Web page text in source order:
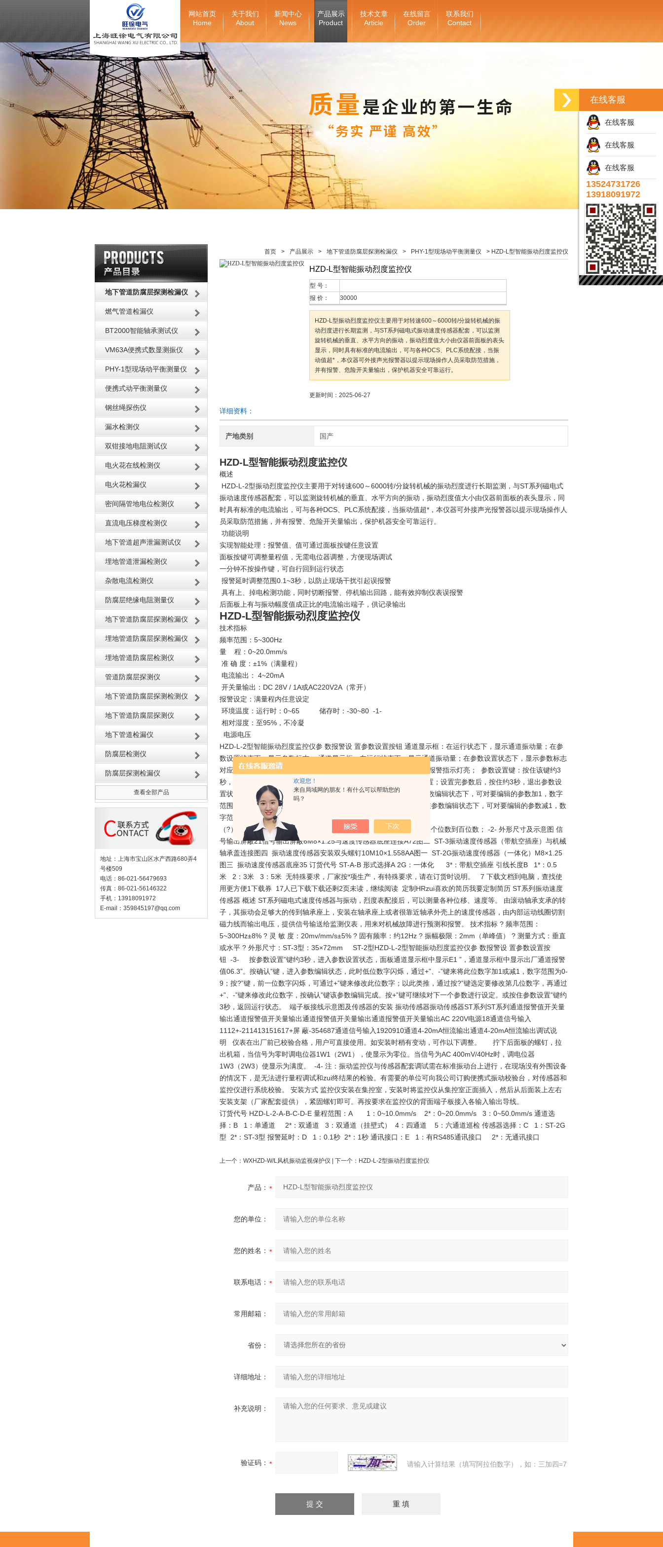
欢迎您！
来自局域网的朋友！有什么可以帮助您的
吗？
网站首页
Home
关于我们
About
新闻中心
News
产品展示
Product
技术文章
Article
在线留言
Order
联系我们
Contact
地下管道防腐层探测检漏仪
燃气管道检漏仪
BT2000智能轴承测试仪
VM63A便携式数显测振仪
PHY-1型现场动平衡测量仪
便携式动平衡测量仪
钢丝绳探伤仪
漏水检测仪
双钳接地电阻测试仪
电火花在线检测仪
电火花检漏仪
密间隔管地电位检测仪
直流电压梯度检测仪
地下管道超声泄漏测试仪
埋地管道泄漏检测仪
杂散电流检测仪
防腐层绝缘电阻测量仪
地下管道防腐层探测检漏仪
埋地管道防腐层探测检漏仪
埋地管道防腐层检测仪
管道防腐层探测仪
地下管道防腐层探测检测仪
地下管道防腐层探测仪
地下管道检漏仪
防腐层检测仪
防腐层探测检漏仪
查看全部产品
地址：上海市宝山区水产西路680弄4
号楼509
电话：86-021-56479693
传真：86-021-56146322
手机：13918091972
E-mail： 359845197@qq.com
首页 > 产品展示 > 地下管道防腐层探测检漏仪 > PHY-1型现场动平衡测量仪 > HZD-L型智能振动烈度监控仪
HZD-L型智能振动烈度监控仪
型 号：
报 价：
30000
HZD-L型振动烈度监控仪主要用于对转速600～6000转/分旋转机械的振
动烈度进行长期监测，与ST系列磁电式振动速度传感器配套，可以监测
旋转机械的垂直、水平方向的振动，振动烈度值大小由仪器前面板的表头
显示，同时具有标准的电流输出，可与各种DCS、PLC系统配接，当振
动值超*，本仪器可外接声光报警器以提示现场操作人员采取防范措施，
并有报警、危险开关量输出，保护机器安全可靠运行。
更新时间：2025-06-27
详细资料：
产地类别 国产
HZD-L型智能振动烈度监控仪
概述
HZD-L-2型振动烈度监控仪主要用于对转速600～6000转/分旋转机械的振动烈度进行长期监测，与ST系列磁电式
振动速度传感器配套，可以监测旋转机械的垂直、水平方向的振动，振动烈度值大小由仪器前面板的表头显示，同
时具有标准的电流输出，可与各种DCS、PLC系统配接，当振动值超*，本仪器可外接声光报警器以提示现场操作人
员采取防范措施，并有报警、危险开关量输出，保护机器安全可靠运行。
功能说明
实现智能处理：报警值、值可通过面板按键任意设置
面板按键可调整量程值，无需电位器调整，方便现场调试
一分钟不按操作键，可自行回到运行状态
报警延时调整范围0.1~3秒，以防止现场干扰引起误报警
具有上、掉电检测功能，同时切断报警、停机输出回路，能有效抑制仪表误报警
后面板上有与振动幅度值成正比的电流输出端子，供记录输出
HZD-L型智能振动烈度监控仪
技术指标
频率范围：5~300Hz
量 程：0~20.0mm/s
准 确 度：±1%（满量程）
电流输出： 4~20mA
开关量输出：DC 28V / 1A或AC220V2A（常开）
报警设定：满量程内任意设定
环境温度：运行时：0~65 储存时：-30~80 -1-
相对湿度：至95%，不冷凝
电源电压
HZD-L-2型智能振动烈度监控仪参 数报警设 置参数设置按钮 通道显示框：在运行状态下，显示通道振动量；在参
数设置状态下，显示参数标志； 通道显示框：在运行状态下，显示通道振动量；在参数设置状态下，显示参数标志
对应的出厂参数值； 报警指示灯：当测量值超过报警设定范围时，该报警指示灯亮； 参数设置键：按住该键约3
秒，进入参数设置状态；在参数设置状态下，可对各通道进行参数设置；设置完参数后，按住约3秒，退出参数设
置状态； + 键：在参数设置状态下，按此键，可查看上一参数；在参数编辑状态下，可对要编辑的参数加1，数字
范围为0~9； - 键：在参数设置状态下，按此键，可查看下一参数；在参数编辑状态下，可对要编辑的参数减1，数
字范围为0~9；
（?）光标左移键：在参数编辑状态下，移动要设置的参数位数，如从个位数到百位数； -2- 外形尺寸及示意图 信
号输出屏蔽21信号输出屏蔽6M8×1.25与速度传感器底座连接A72图二 ST-3振动速度传感器（带航空插座）与机械
轴承盖连接图四 振动速度传感器安装双头螺钉10M10×1.558AA图一 ST-2G振动速度传感器（一体化）M8×1.25
图三 振动速度传感器底座35 订货代号 ST-A-B 形式选择A 2G：一体化 3*：带航空插座 引线长度B 1*：0.5
米 2：3米 3：5米 无特殊要求，厂家按*项生产，有特殊要求，请在订货时说明。 7 下载文档到电脑，查找使
用更方便1下载券 17人已下载下载还剩2页未读，继续阅读 定制HRzui喜欢的简历我要定制简历 ST系列振动速度
传感器 概述 ST系列磁电式速度传感器与振动，烈度表配接后，可以测量各种位移、速度等。 由滚动轴承支承的转
子，其振动会足够大的传到轴承座上，安装在轴承座上或者很靠近轴承外壳上的速度传感器，由内部运动线圈切割
磁力线而输出电压，提供信号输送给监测仪表，用来对机械故障进行预测和报警。 技术指标 ? 频率范围：
5~300Hz±8% ? 灵 敏 度：20mv/mm/s±5% ? 固有频率：约12Hz ? 振幅极限：2mm（单峰值） ? 测量方式：垂直
或水平 ? 外形尺寸：ST-3型：35×72mm ST-2型HZD-L-2型智能振动烈度监控仪参 数报警设 置参数设置按
钮 -3- 按参数设置”键约3秒，进入参数设置状态，面板通道显示框中显示E1 ”，通道显示框中显示出厂通道报警
值06.3”。按确认”键，进入参数编辑状态，此时低位数字闪烁，通过+”、-”键来将此位数字加1或减1，数字范围为0-
9；按?”键，前一位数字闪烁，可通过+”键来修改此位数字；以此类推，通过按?”键选定要修改第几位数字，再通过
+”、-”键来修改此位数字，按确认”键该参数编辑完成。按+”键可继续对下一个参数进行设定。或按住参数设置”键约
3秒，返回运行状态。 端子板接线示意图及传感器的安装 振动传感器振动传感器ST系列ST系列通道报警值开关量
输出通道报警值开关量输出通道报警值开关量输出通道报警值开关量输出AC 220V电源18通道信号输入
1112+-211413151617+屏 蔽-354687通道信号输入1920910通道4-20mA恒流输出通道4-20mA恒流输出调试说
明 仪表在出厂前已校验合格，用户可直接使用。如安装时稍有变动，可作以下调整。 拧下后面板的螺钉，拉
出机箱，当信号为零时调电位器1W1（2W1），使显示为零位。当信号为AC 400mV/40Hz时，调电位器
1W3（2W3）使显示为满度。 -4- 注：振动监控仪与传感器配套调试需在标准振动台上进行，在现场没有外围设备
的情况下，是无法进行量程调试和zui终结果的检验。有需要的单位可向我公司订购便携式振动校验台，对传感器和
监控仪进行系统校验。 安装方式 监控仪安装在集控室，安装时将监控仪从集控室正面插入，然后从后面装上左右
安装支架（厂家配套提供），紧固螺钉即可。再按要求在监控仪的背面端子板接入各输入输出导线。
订货代号 HZD-L-2-A-B-C-D-E 量程范围：A 1：0~10.0mm/s 2*：0~20.0mm/s 3：0~50.0mm/s 通道选
择：B 1：单通道 2*：双通道 3：双通道（挂壁式） 4：四通道 5：六通道巡检 传感器选择：C 1：ST-2G
型 2*：ST-3型 报警延时：D 1：0.1秒 2*：1秒 通讯接口：E 1：有RS485通讯接口 2*：无通讯接口
上一个： WXHZD-W/L风机振动监视保护仪 | 下一个： HZD-L-2型振动烈度监控仪
产品：
您的单位：
您的姓名：
联系电话：
常用邮箱：
省份：
详细地址：
补充说明：
验证码： 请输入计算结果（填写阿拉伯数字），如：三加四=7
在线客服
在线客服
在线客服
在线客服
13524731726
13918091972